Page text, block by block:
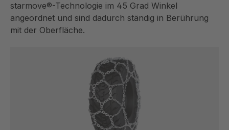
starmove®-Technologie im 45 Grad Winkel
angeordnet und sind dadurch ständig in Berührung
mit der Oberfläche.